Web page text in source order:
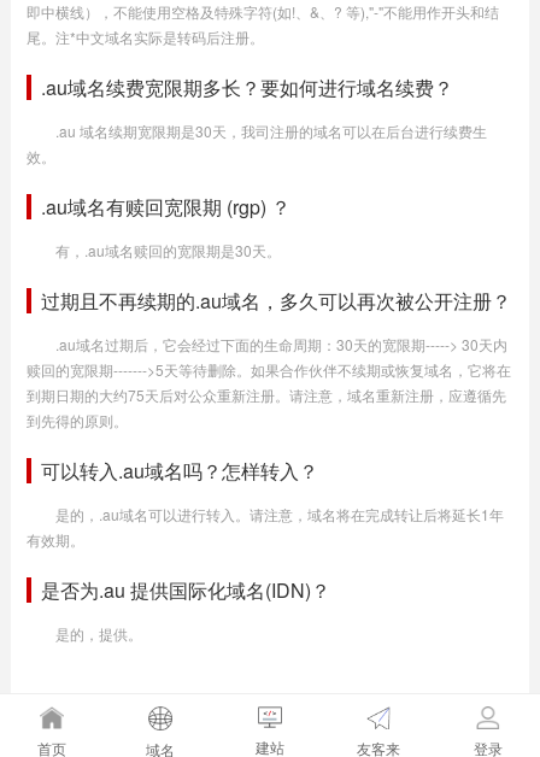
即中横线），不能使用空格及特殊字符(如!、&、? 等),"-"不能用作开头和结
尾。注*中文域名实际是转码后注册。
.au域名续费宽限期多长？要如何进行域名续费？
.au 域名续期宽限期是30天，我司注册的域名可以在后台进行续费生
效。
.au域名有赎回宽限期 (rgp) ？
有，.au域名赎回的宽限期是30天。
过期且不再续期的.au域名，多久可以再次被公开注册？
.au域名过期后，它会经过下面的生命周期：30天的宽限期-----> 30天内
赎回的宽限期------->5天等待删除。如果合作伙伴不续期或恢复域名，它将在
到期日期的大约75天后对公众重新注册。请注意，域名重新注册，应遵循先
到先得的原则。
可以转入.au域名吗？怎样转入？
是的，.au域名可以进行转入。请注意，域名将在完成转让后将延长1年
有效期。
是否为.au 提供国际化域名(IDN)？
是的，提供。
首页 域名 建站 友客来 登录